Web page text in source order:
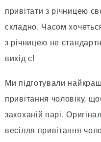
привітати з річницею
складно. Часом
з річницею не
вихід є!
Ми підготували
привітання чоловіку,
закоханій парі.
весілля привітання